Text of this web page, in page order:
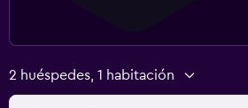
2 huéspedes, 1 habitación